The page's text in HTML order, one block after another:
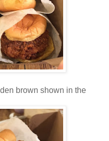
brown shown in the